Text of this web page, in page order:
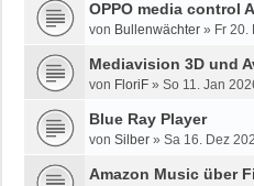
OPPO media control
von Bullenwächter » Fr 20.
Mediavision 3D und
von FloriF » So 11. Jan
Blue Ray Player
von Silber » Sa 16. Dez
Amazon Music über